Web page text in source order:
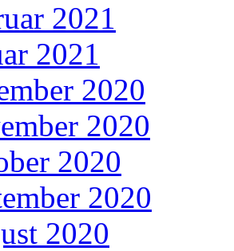
2021
2021
2020
2020
2020
2020
2020